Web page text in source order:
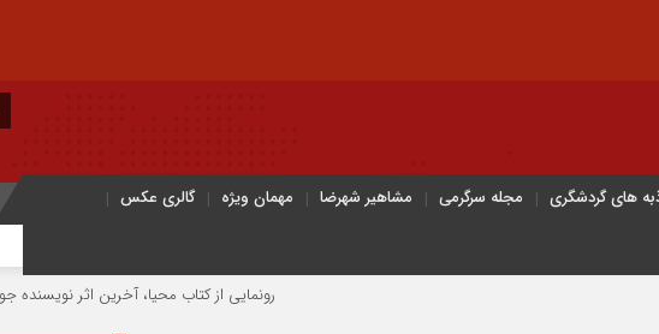
های گردشگری مجله سرگرمی مشاهیر شهرضا مهمان ویژه
گالری عکس
رونمایی از کتاب محیا، آخرین اثر نویسنده جوان شهرضایی